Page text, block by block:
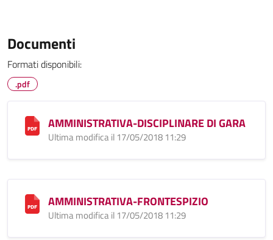
Documenti
Formati disponibili:
.pdf
AMMINISTRATIVA-DISCIPLINARE DI GARA
Ultima modifica il 17/05/2018 11:29
AMMINISTRATIVA-FRONTESPIZIO
Ultima modifica il 17/05/2018 11:29